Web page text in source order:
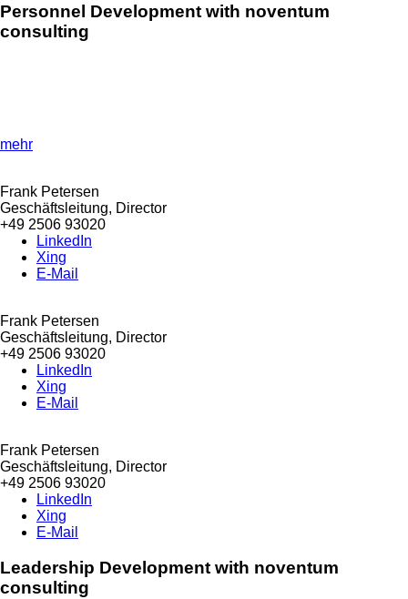
Personnel Development with noventum
consulting
mehr
Frank Petersen
Geschäftsleitung, Director
+49 2506 93020
LinkedIn
Xing
E-Mail
Frank Petersen
Geschäftsleitung, Director
+49 2506 93020
LinkedIn
Xing
E-Mail
Frank Petersen
Geschäftsleitung, Director
+49 2506 93020
LinkedIn
Xing
E-Mail
Leadership Development with noventum
consulting